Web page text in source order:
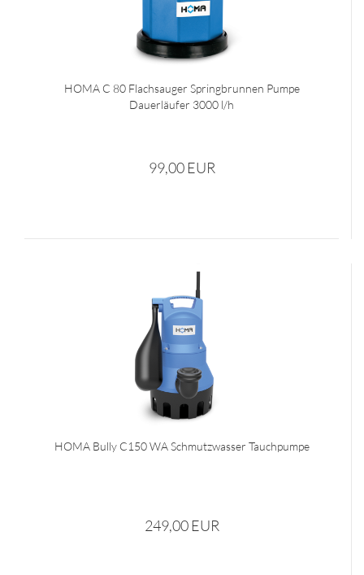
HOMA C 80 Flachsauger Springbrunnen Pumpe
Dauerläufer 3000 l/h
99,00 EUR
HOMA Bully C150 WA Schmutzwasser Tauchpumpe
249,00 EUR